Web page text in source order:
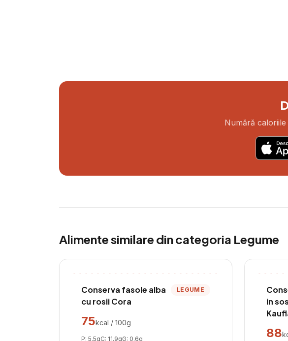
Numără
Alimente similare din categoria Legume
Conserva fasole alba
cu rosii Cora
LEGUME
75kcal / 100g
P: 5.5gC: 11.9gG: 0.6g
in
88